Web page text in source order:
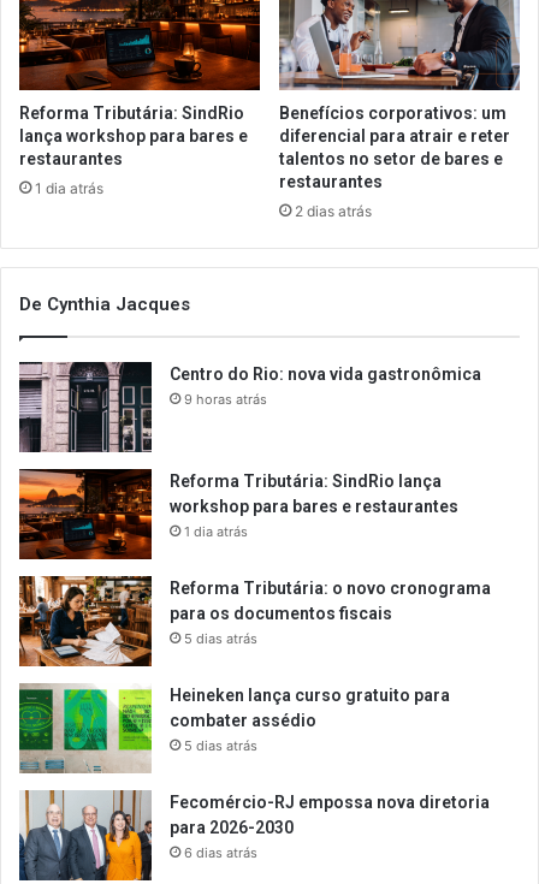
Reforma Tributária: SindRio
lança workshop para bares e
restaurantes
1 dia atrás
Benefícios corporativos: um
diferencial para atrair e reter
talentos no setor de bares e
restaurantes
2 dias atrás
De Cynthia Jacques
Centro do Rio: nova vida gastronômica
9 horas atrás
Reforma Tributária: SindRio lança
workshop para bares e restaurantes
1 dia atrás
Reforma Tributária: o novo cronograma
para os documentos fiscais
5 dias atrás
Heineken lança curso gratuito para
combater assédio
5 dias atrás
Fecomércio-RJ empossa nova diretoria
para 2026-2030
6 dias atrás